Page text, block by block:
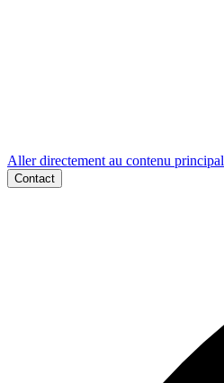
Aller directement au contenu principal
Contact